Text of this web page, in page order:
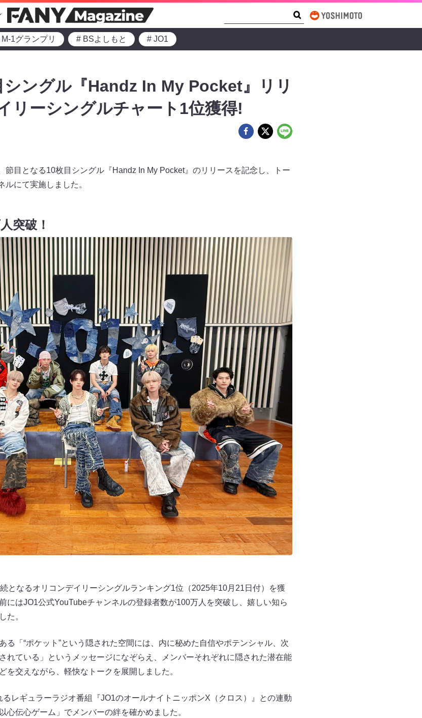
M-1グランプリ # BSよしもと # JO1
ングル『Handz In My Pocket』リリ
リーシングルチャート1位獲得!
節目となる10枚目シングル『Handz In My Pocket』のリリースを記念し、トー
ルにて実施しました。
突破！
となるオリコンデイリーシングルランキング1位（2025年10月21日付）を獲
にはJO1公式YouTubeチャンネルの登録者数が100万人を突破し、嬉しい知ら
た。
る「“ポケット”という隠された空間には、内に秘めた自信やポテンシャル、次
れている」というメッセージになぞらえ、メンバーそれぞれに隠された潜在能
を交えながら、軽快なトークを展開しました。
レギュラーラジオ番組『JO1のオールナイトニッポンX（クロス）』との連動
心伝心ゲーム」でメンバーの絆を確かめました。